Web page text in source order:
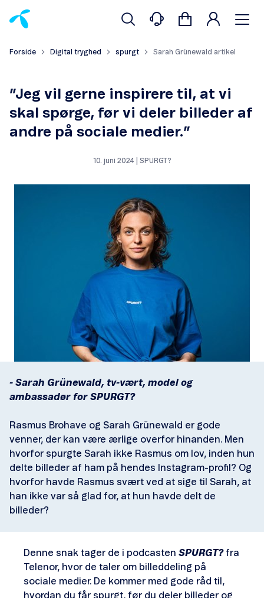
Forside Digital tryghed spurgt Sarah Grünewald artikel
”Jeg vil gerne inspirere til, at vi
skal spørge, før vi deler billeder af
andre på sociale medier.”
10. juni 2024 | SPURGT?
- Sarah Grünewald, tv-vært, model og
ambassadør for SPURGT?
Rasmus Brohave og Sarah Grünewald er gode
venner, der kan være ærlige overfor hinanden. Men
hvorfor spurgte Sarah ikke Rasmus om lov, inden hun
delte billeder af ham på hendes Instagram-profil? Og
hvorfor havde Rasmus svært ved at sige til Sarah, at
han ikke var så glad for, at hun havde delt de
billeder?
Denne snak tager de i podcasten SPURGT?fra
Telenor, hvor de taler om billeddeling på
sociale medier. De kommer med gode råd til,
hvordan du får spurgt, før du deler billeder og